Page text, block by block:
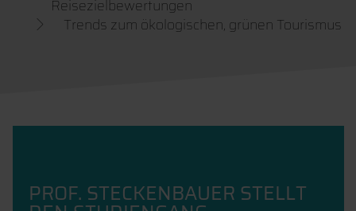
Reisezielbewertungen
Trends zum ökologischen, grünen Tourismus
PROF. STECKENBAUER STELLT